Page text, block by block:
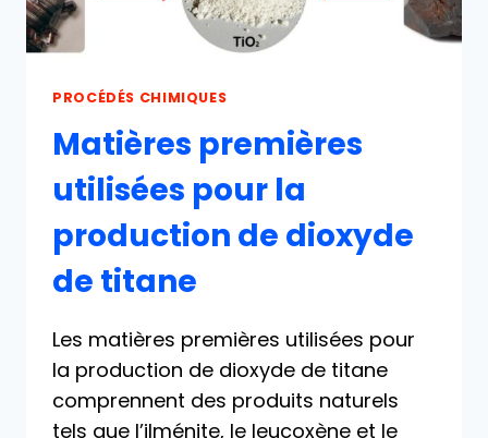
PROCÉDÉS CHIMIQUES
Matières premières
utilisées pour la
production de dioxyde
de titane
Les matières premières utilisées pour
la production de dioxyde de titane
comprennent des produits naturels
tels que l’ilménite, le leucoxène et le